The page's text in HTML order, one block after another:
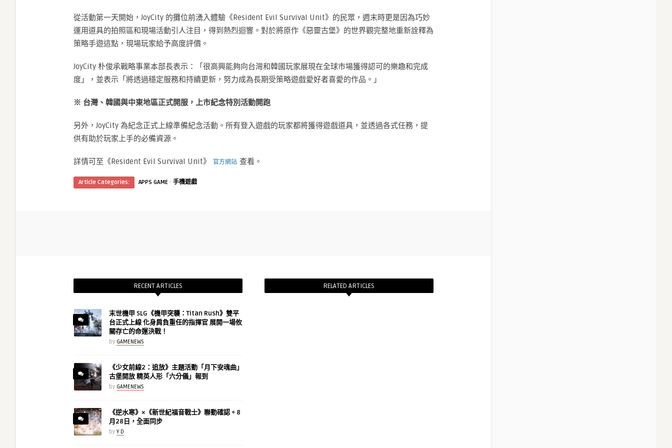
從活動第一天開始，JoyCity 的攤位前湧入體驗《Resident Evil Survival Unit》的民眾，週末時更是因為巧妙
運用道具的拍照區和現場活動引人注目，得到熱烈迴響。對於將原作《惡靈古堡》的世界觀完整地重新詮釋為
策略手遊這點，現場玩家給予高度評價。
JoyCity 朴俊承戰略事業本部長表示：「很高興能夠向台灣和韓國玩家展現在全球市場獲得認可的樂趣和完成
度」，並表示「將透過穩定服務和持續更新，努力成為長期受策略遊戲愛好者喜愛的作品。」
※ 台灣、韓國與中東地區正式開服，上市紀念特別活動開跑
另外，JoyCity 為紀念正式上線準備紀念活動。所有登入遊戲的玩家都將獲得遊戲道具，並透過各式任務，提
供有助於玩家上手的必備資源。
詳情可至《Resident Evil Survival Unit》 官方網站 查看。
Article Categories: APPS GAME · 手機遊戲
RECENT ARTICLES
末世機甲 SLG《機甲突襲：Titan Rush》雙平
台正式上線 化身肩負重任的指揮官 展開一場攸
關存亡的命運決戰！
by GAMENEWS
《少女前線2：追放》主題活動「月下安魂曲」
古堡開放 精英人形「六分儀」報到
by GAMENEWS
《逆水寒》×《新世紀福音戰士》聯動確認。8
月28日，全面同步
by Y D
RELATED ARTICLES